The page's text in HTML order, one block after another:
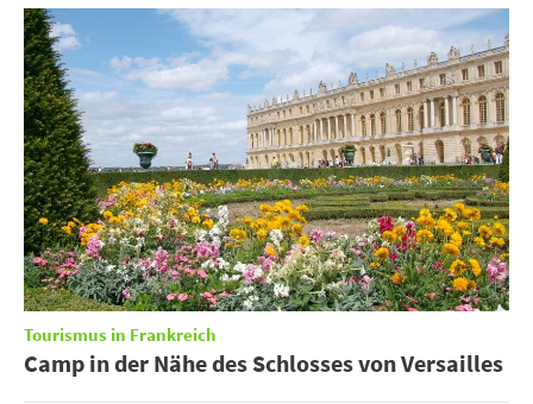
Tourismus in Frankreich
Camp in der Nähe des Schlosses von Versailles